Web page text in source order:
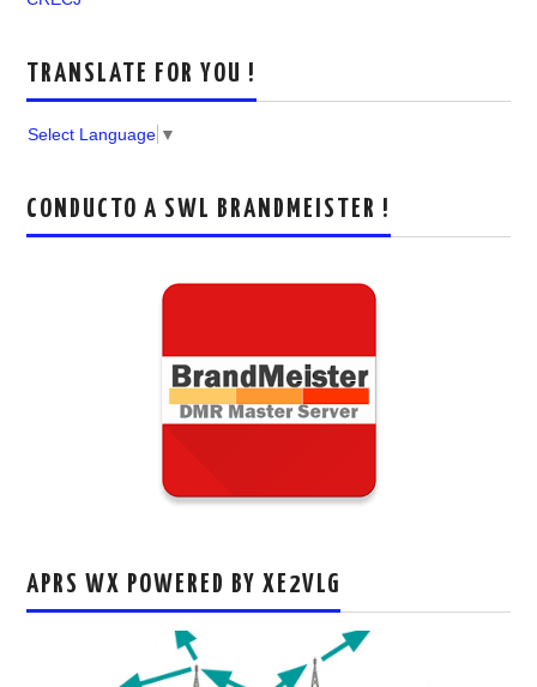
TRANSLATE FOR YOU !
Select Language ▼
CONDUCTO A SWL BRANDMEISTER !
APRS WX POWERED BY XE2VLG